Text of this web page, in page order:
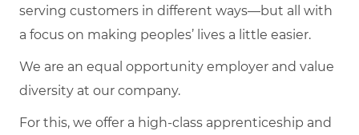
serving customers in different ways—but all with
a focus on making peoples’ lives a little easier.
We are an equal opportunity employer and value
diversity at our company.
For this, we offer a high-class apprenticeship and